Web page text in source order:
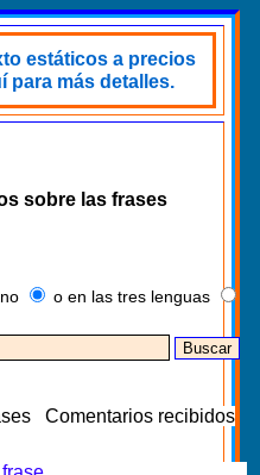
estáticos a precios
para más detalles.
sobre las frases
o en las tres lenguas
Comentarios recibidos